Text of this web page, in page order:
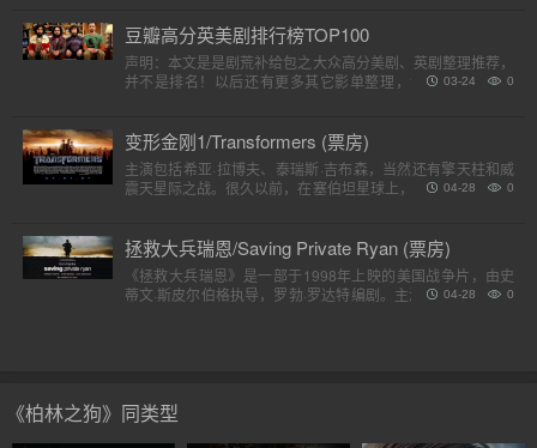
豆瓣高分英美剧排行榜TOP100
声明：本文是是剧荒补给包之大众高分美剧、英剧整理推荐，
并不是排名！以后还有更多其它影单整理，请各位收藏好。
0
03-24
变形金刚1/Transformers (票房)
主演包括希亚·拉博夫、泰瑞斯·吉布森，当然还有擎天柱和威
震天星际之战。很久以前，在塞伯坦星球上，一个巨大的，强
0
04-28
拯救大兵瑞恩/Saving Private Ryan (票房)
《拯救大兵瑞恩》是一部于1998年上映的美国战争片，由史
蒂文·斯皮尔伯格执导，罗勃·罗达特编剧。主演包括汤姆·汉克
0
04-28
《柏林之狗》同类型